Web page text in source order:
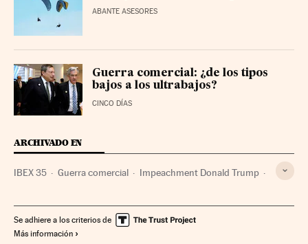
ABANTE ASESORES
Guerra comercial: ¿de los tipos
bajos a los ultrabajos?
CINCO DÍAS
ARCHIVADO EN
IBEX 35 Guerra comercial Impeachment Donald Trump
Senado EEUU Donald Trump Banco Sabadell
Se adhiere a los criterios de
Más información